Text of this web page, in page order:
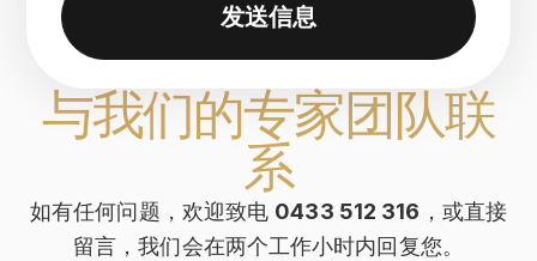
与我们的专家团队联
系
如有任何问题，欢迎致电 0433 512 316 ，或直接
留言，我们会在两个工作小时内回复您。
发送信息